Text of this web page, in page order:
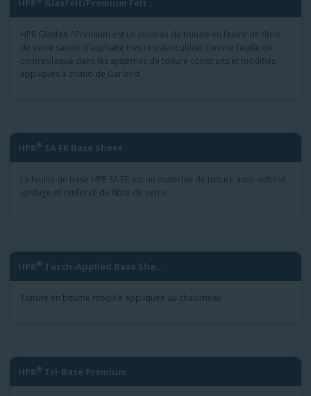
HPR Glasfelt/Premium Felt ...
HPR Glasfelt / Premium est un rouleau de toiture en feutre de fibre
de verre saturé d'asphalte très résistant utilisé comme feuille de
contreplaqué dans les systèmes de toiture construits et modifiés
appliqués à chaud de Garland.
HPR® SA FR Base Sheet
La feuille de base HPR SA FR est un matériau de toiture auto-adhésif,
ignifuge et renforcé de fibre de verre.
HPR® Torch-Applied Base She...
Toiture en bitume modifié appliquée au chalumeau
HPR® Tri-Base Premium